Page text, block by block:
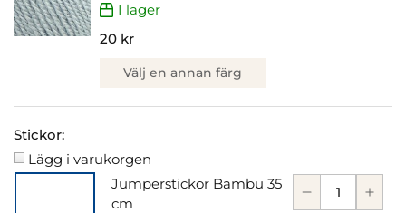
I lager
20 kr
Välj en annan färg
Stickor:
Lägg i varukorgen
Jumperstickor Bambu 35
cm